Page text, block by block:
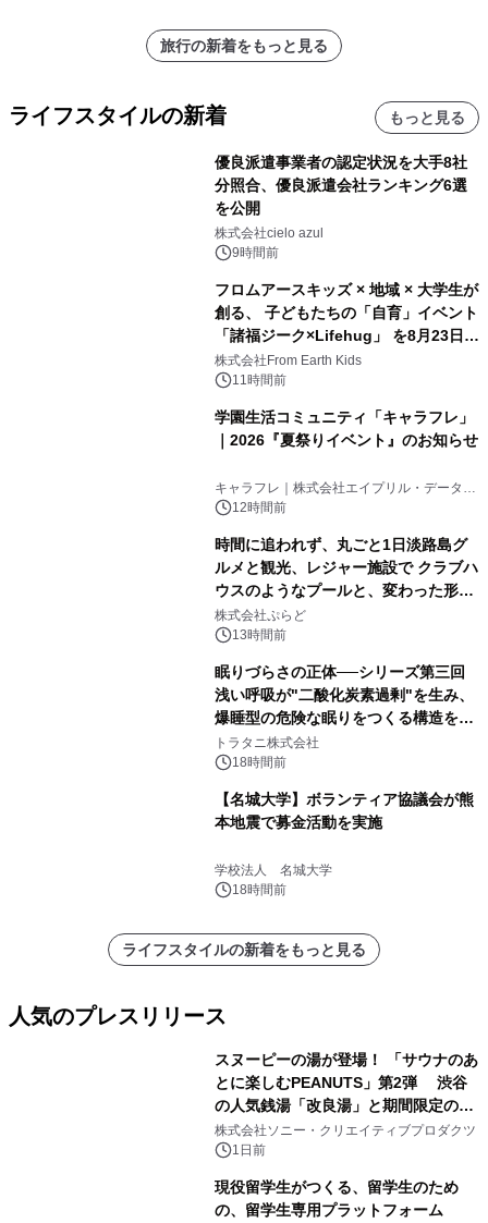
旅行の新着をもっと見る
ライフスタイルの新着 もっと見る
優良派遣事業者の認定状況を大手8社
分照合、優良派遣会社ランキング6選
を公開
株式会社cielo azul
9時間前
フロムアースキッズ × 地域 × 大学生が
創る、 子どもたちの「自育」イベント
「諸福ジーク×Lifehug」 を8月23日
(日)開催
株式会社From Earth Kids
11時間前
学園生活コミュニティ「キャラフレ」
｜2026『夏祭りイベント』のお知らせ
キャラフレ｜株式会社エイプリル・データ・
デザインズ
12時間前
時間に追われず、丸ごと1日淡路島グ
ルメと観光、レジャー施設で クラブハ
ウスのようなプールと、変わった形の
サウナも 「THE BOXY AWAJI」のお
得な素泊まり連泊プランで
株式会社ぷらど
13時間前
眠りづらさの正体──シリーズ第三回
浅い呼吸が"二酸化炭素過剰"を生み、
爆睡型の危険な眠りをつくる構造を解
説
トラタニ株式会社
18時間前
【名城大学】ボランティア協議会が熊
本地震で募金活動を実施
学校法人 名城大学
18時間前
ライフスタイルの新着をもっと見る
人気のプレスリリース
スヌーピーの湯が登場！ 「サウナのあ
とに楽しむPEANUTS」第2弾 渋谷
の人気銭湯「改良湯」と期間限定のコ
ラボレーション サウナイキタイコラ
ボグッズも発売決定！
株式会社ソニー・クリエイティブプロダクツ
1日前
現役留学生がつくる、留学生のため
の、留学生専用プラットフォーム